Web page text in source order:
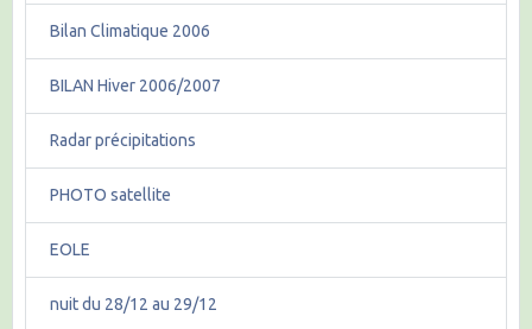
Bilan Climatique 2006
BILAN Hiver 2006/2007
Radar précipitations
PHOTO satellite
EOLE
nuit du 28/12 au 29/12